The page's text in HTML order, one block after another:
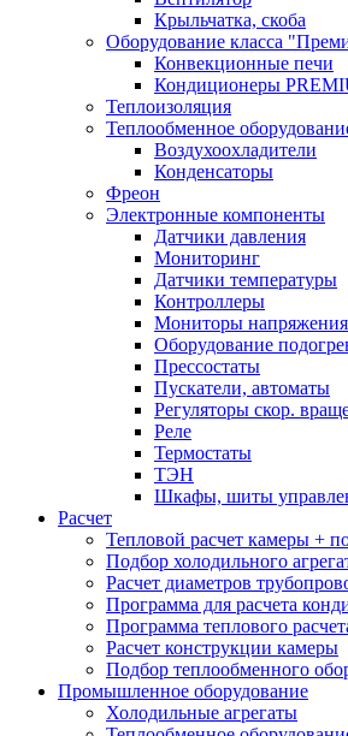
Крыльчатка, скоба
Оборудование класса
Конвекционные печи
Кондиционеры
Теплоизоляция
Теплообменное
Воздухоохладители
Конденсаторы
Фреон
Электронные компоненты
Датчики давления
Мониторинг
Датчики температуры
Контроллеры
Мониторы напряжения
Оборудование
Прессостаты
Пускатели, автоматы
Регуляторы скор.
Реле
Термостаты
ТЭН
Шкафы, шиты
Расчет
Тепловой расчет камеры +
Подбор холодильного
Расчет диаметров
Программа для расчета
Программа теплового
Расчет конструкции камеры
Подбор теплообменного
Промышленное оборудование
Холодильные агрегаты